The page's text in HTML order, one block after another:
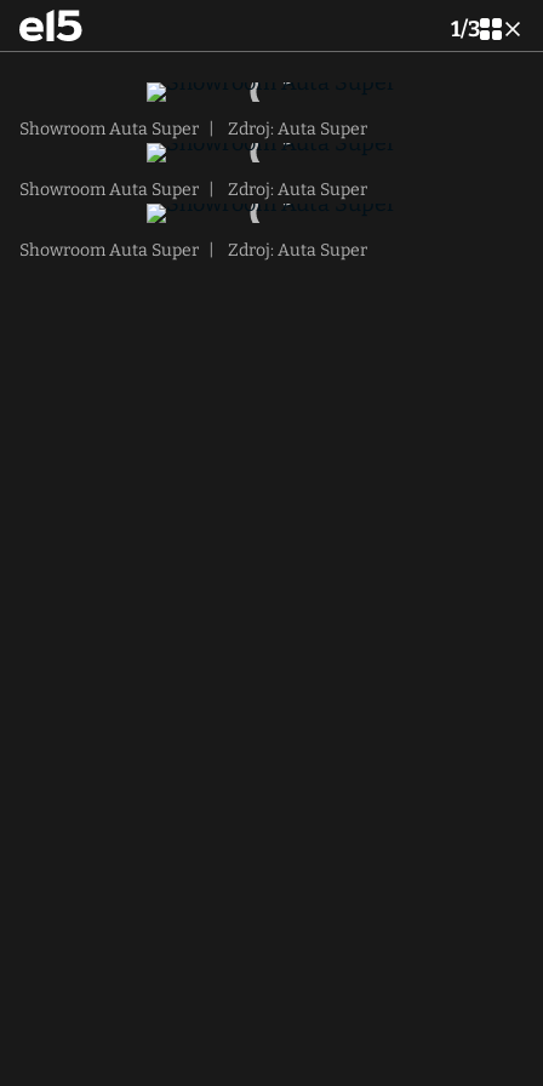
1/3
Showroom Auta Super Zdroj: Auta Super
Showroom Auta Super Zdroj: Auta Super
Showroom Auta Super Zdroj: Auta Super